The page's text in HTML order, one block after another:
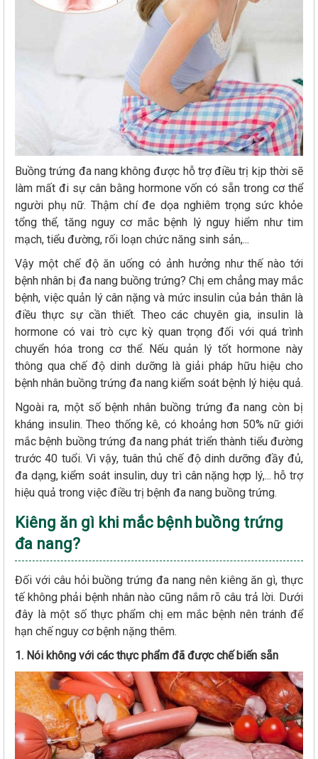
Buồng trứng đa nang không được hỗ trợ điều trị kịp thời sẽ
làm mất đi sự cân bằng hormone vốn có sẵn trong cơ thể
người phụ nữ. Thậm chí đe dọa nghiêm trọng sức khỏe
tổng thể, tăng nguy cơ mắc bệnh lý nguy hiểm như tim
mạch, tiểu đường, rối loạn chức năng sinh sản,...
Vậy một chế độ ăn uống có ảnh hưởng như thế nào tới
bệnh nhân bị đa nang buồng trứng? Chị em chẳng may mắc
bệnh, việc quản lý cân nặng và mức insulin của bản thân là
điều thực sự cần thiết. Theo các chuyên gia, insulin là
hormone có vai trò cực kỳ quan trọng đối với quá trình
chuyển hóa trong cơ thể. Nếu quản lý tốt hormone này
thông qua chế độ dinh dưỡng là giải pháp hữu hiệu cho
bệnh nhân buồng trứng đa nang kiểm soát bệnh lý hiệu quả.
Ngoài ra, một số bệnh nhân buồng trứng đa nang còn bị
kháng insulin. Theo thống kê, có khoảng hơn 50% nữ giới
mắc bệnh buồng trứng đa nang phát triển thành tiểu đường
trước 40 tuổi. Vì vậy, tuân thủ chế độ dinh dưỡng đầy đủ,
đa dạng, kiểm soát insulin, duy trì cân nặng hợp lý,... hỗ trợ
hiệu quả trong việc điều trị bệnh đa nang buồng trứng.
Kiêng ăn gì khi mắc bệnh buồng trứng
đa nang?
Đối với câu hỏi buồng trứng đa nang nên kiêng ăn gì, thực
tế không phải bệnh nhân nào cũng nắm rõ câu trả lời. Dưới
đây là một số thực phẩm chị em mắc bệnh nên tránh để
hạn chế nguy cơ bệnh nặng thêm.
1. Nói không với các thực phẩm đã được chế biến sẵn